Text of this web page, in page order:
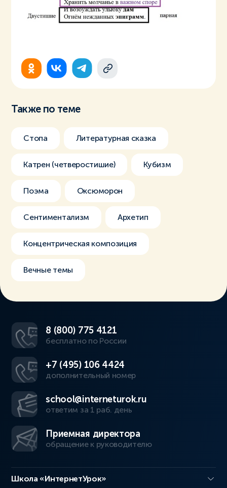
Также по теме
Стопа Литературная сказка
Катрен (четверостишие) Кубизм
Поэма Оксюморон
Сентиментализм Архетип
Концентрическая композиция
Вечные темы
8 (800) 775 4121
бесплатно по России
+7 (495) 106 4424
дополнительный номер
school@interneturok.ru
ответим за 1 раб. день
Приемная директора
обращение к руководителю
Школа «ИнтернетУрок»